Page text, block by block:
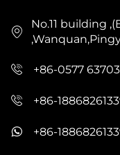
No.11 building
+86-0577
+86-
+86-